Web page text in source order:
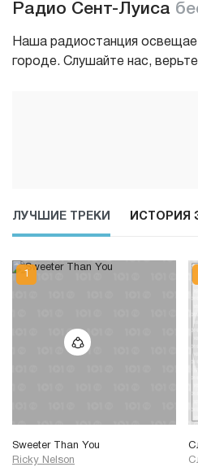
Радио Сент-Луиса
Наша радиостанция
городе. Слушайте нас,
ЛУЧШИЕ ТРЕКИ ИСТОРИЯ
Sweeter Than You
Ricky Nelson